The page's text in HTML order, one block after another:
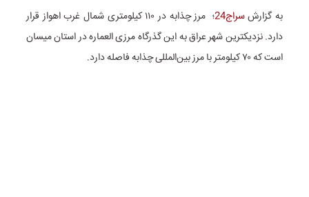
به گزارشسراج24
؛ مرز چذابه در ۱۱۰ کیلومتری شمال غرب اهواز قرار
دارد. نزدیکترین شهر عراق به این گذرگاه مرزی العماره در استان میسان
است که ۷۰ کیلومتر با مرز بین‌المللی چذابه فاصله دارد.